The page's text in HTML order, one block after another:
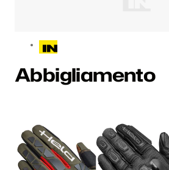
Abbigliamento